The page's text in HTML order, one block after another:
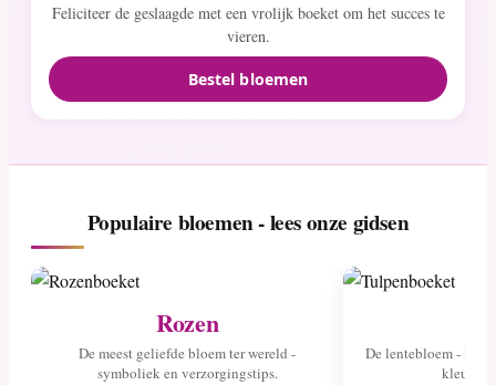
Feliciteer de geslaagde met een vrolijk boeket om het succes te
vieren.
Bestel bloemen
Populaire bloemen - lees onze gidsen
Rozen
De meest geliefde bloem ter wereld -
symboliek en verzorgingstips.
De lentebloem - lees
kleuren